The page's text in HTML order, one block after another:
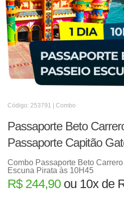
Código: 253791 | Combo
Passaporte Beto
Passaporte Capitão
Combo Passaporte Beto
Escuna Pirata às 10H45
R$ 244,90 ou 10x de